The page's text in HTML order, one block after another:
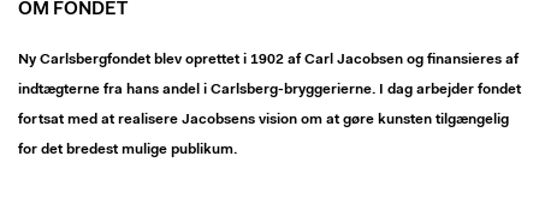
OM FONDET
Ny Carlsbergfondet blev oprettet i 1902 af Carl Jacobsen og finansieres af
indtægterne fra hans andel i Carlsberg-bryggerierne. I dag arbejder fondet
fortsat med at realisere Jacobsens vision om at gøre kunsten tilgængelig
for det bredest mulige publikum.